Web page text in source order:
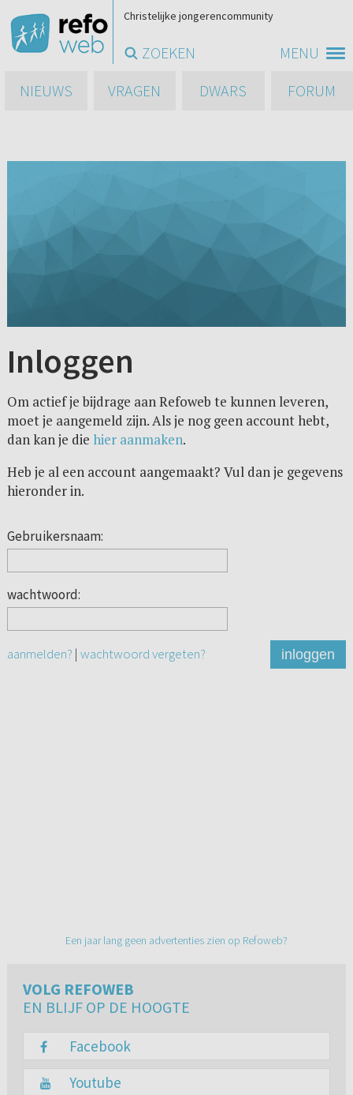
MENU
Christelijke jongerencommunity
ZOEKEN
NIEUWS
VRAGEN DWARS FORUM
Inloggen
Om actief je bijdrage aan Refoweb te kunnen leveren,
moet je aangemeld zijn. Als je nog geen account hebt,
dan kan je die hier aanmaken.
Heb je al een account aangemaakt? Vul dan je gegevens
hieronder in.
Gebruikersnaam:
wachtwoord:
aanmelden? | wachtwoord vergeten? inloggen
Een jaar lang geen advertenties zien op Refoweb?
VOLG REFOWEB
EN BLIJF OP DE HOOGTE
Facebook
Youtube